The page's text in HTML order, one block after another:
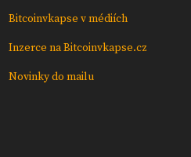
Bitcoinvkapse v médiích
Inzerce na Bitcoinvkapse.cz
Novinky do mailu